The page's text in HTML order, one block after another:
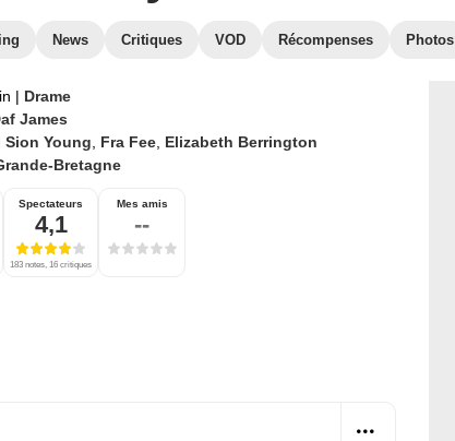
News Critiques VOD Récompenses Photos
| Drame
James
Sion Young Fra Fee Elizabeth Berrington
Bretagne
Spectateurs
4,1
183 notes, 16 critiques
Mes amis
--